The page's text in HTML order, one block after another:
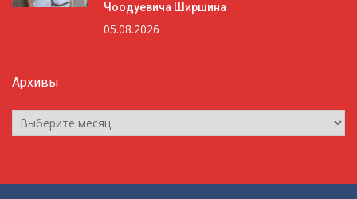
Чоодуевича Ширшина
05.08.2026
Архивы
Архивы